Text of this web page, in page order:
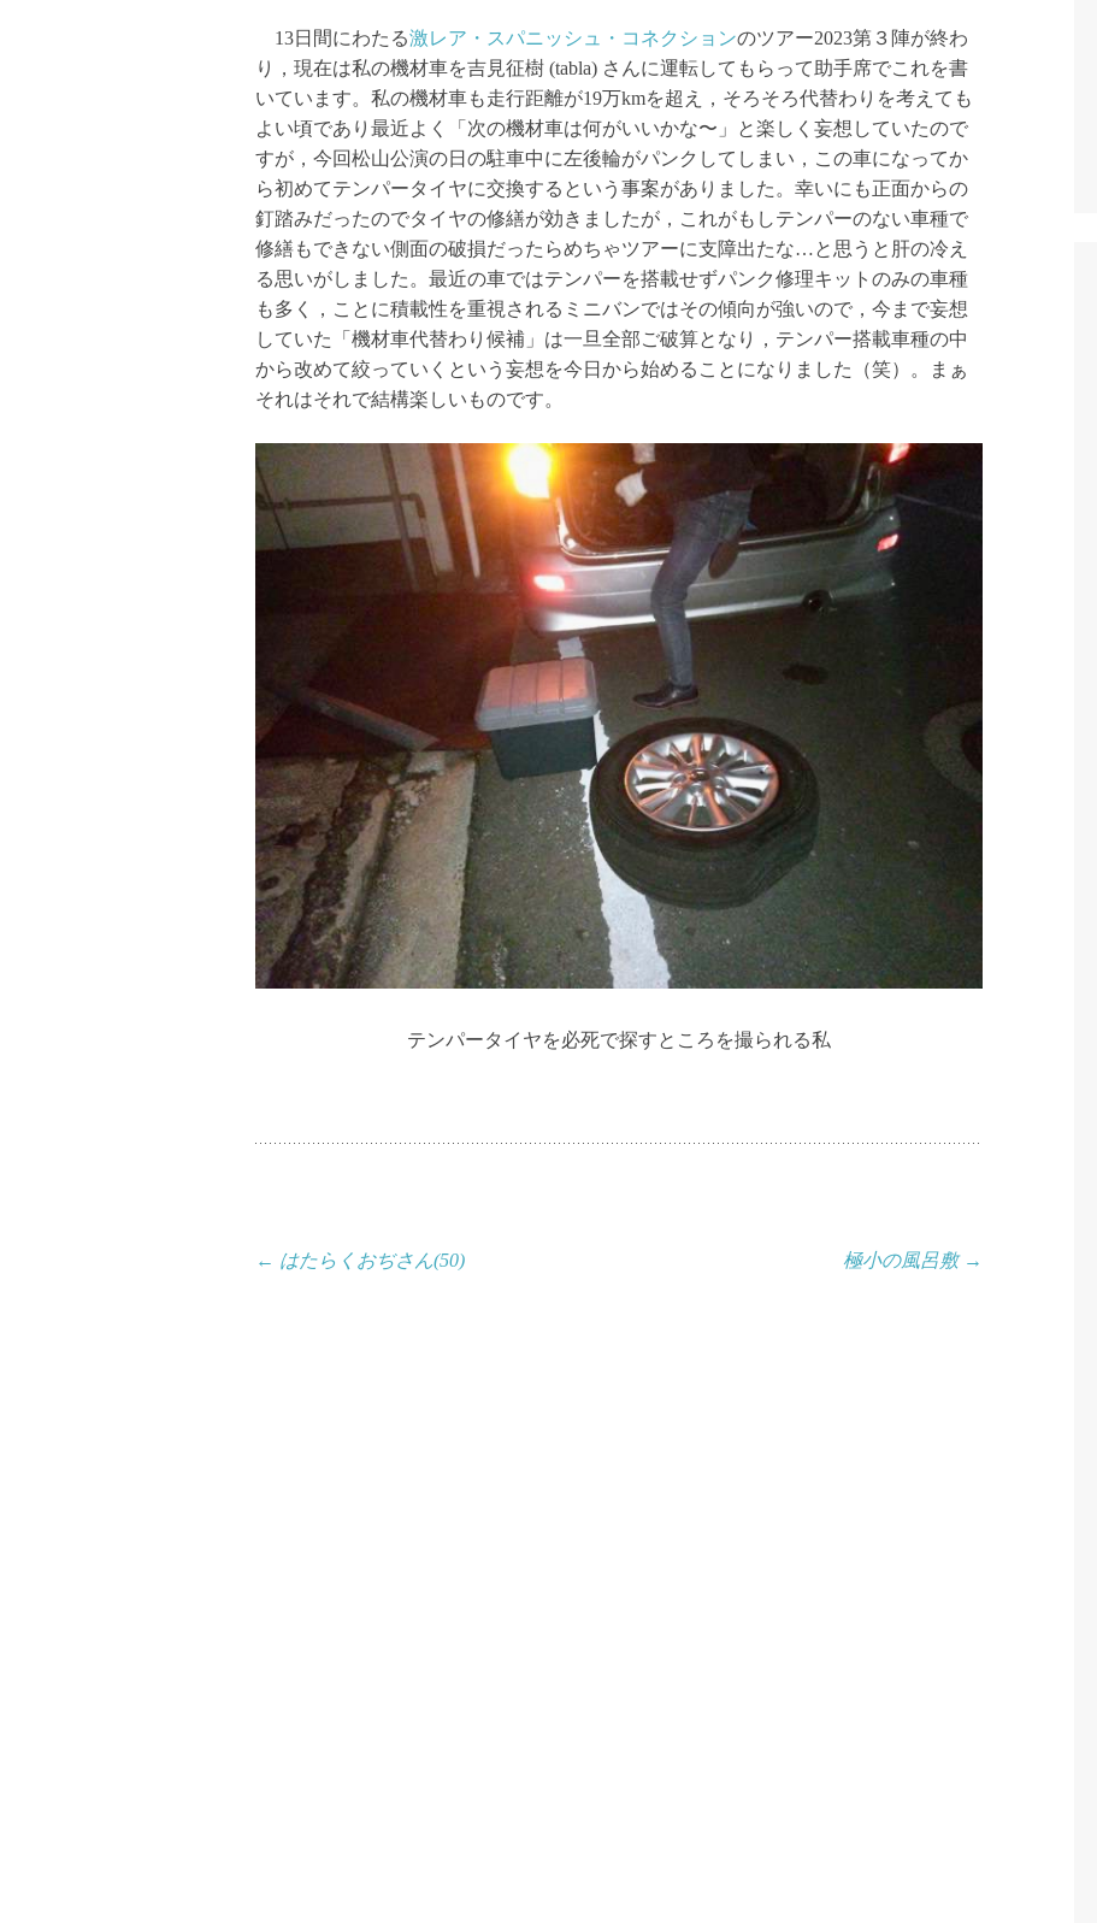
13日間にわたる激レア・スパニッシュ・コネクションのツアー2023第３陣が終わ
り，現在は私の機材車を吉見征樹 (tabla) さんに運転してもらって助手席でこれを書
いています。私の機材車も走行距離が19万kmを超え，そろそろ代替わりを考えても
よい頃であり最近よく「次の機材車は何がいいかな〜」と楽しく妄想していたので
すが，今回松山公演の日の駐車中に左後輪がパンクしてしまい，この車になってか
ら初めてテンパータイヤに交換するという事案がありました。幸いにも正面からの
釘踏みだったのでタイヤの修繕が効きましたが，これがもしテンパーのない車種で
修繕もできない側面の破損だったらめちゃツアーに支障出たな…と思うと肝の冷え
る思いがしました。最近の車ではテンパーを搭載せずパンク修理キットのみの車種
も多く，ことに積載性を重視されるミニバンではその傾向が強いので，今まで妄想
していた「機材車代替わり候補」は一旦全部ご破算となり，テンパー搭載車種の中
から改めて絞っていくという妄想を今日から始めることになりました（笑）。まぁ
それはそれで結構楽しいものです。
テンパータイヤを必死で探すところを撮られる私
← はたらくおぢさん(50) 極小の風呂敷 →